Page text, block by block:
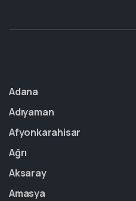
Adana
Adıyaman
Afyonkarahisar
Ağrı
Aksaray
Amasya